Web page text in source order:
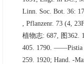
Linn. Soc. Bot. 36:
, Pflanzenr. 73 (4,
植物志: 687, 图362.
405. 1790. ——Pistia
259. 1920; Hand. -